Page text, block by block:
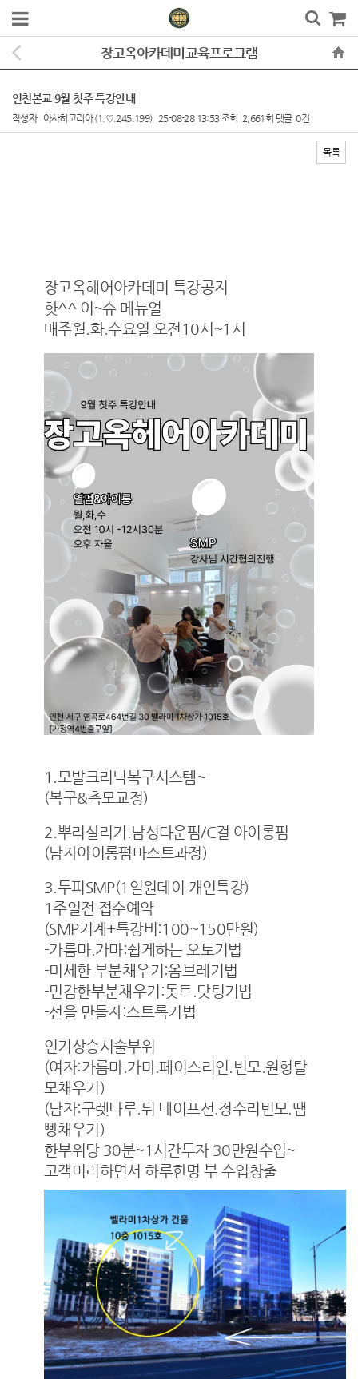
장고옥아카데미교육프로그램
인천본교 9월 첫주 특강안내
작성자 아사히코리아(1.♡.245.199) 25-08-28 13:53조회 2,661회 댓글 0건
목록
장고옥헤어아카데미 특강공지
핫^^ 이~슈 메뉴얼
매주월.화.수요일 오전10시~1시
1.모발크리닉복구시스템~
(복구&측모교정)
2.뿌리살리기.남성다운펌/C컬 아이롱펌
(남자아이롱펌마스트과정)
3.두피SMP(1일원데이 개인특강)
1주일전 접수예약
(SMP기계+특강비:100~150만원)
-가름마.가마:쉽게하는 오토기법
-미세한 부분채우기:옴브레기법
-민감한부분채우기:돗트.닷팅기법
-선을 만들자:스트록기법
인기상승시술부위
(여자:가름마.가마.페이스리인.빈모.원형탈
모채우기)
(남자:구렛나루.뒤 네이프선.정수리빈모.땜
빵채우기)
한부위당 30분~1시간투자 30만원수입~
고객머리하면서 하루한명 부 수입창출